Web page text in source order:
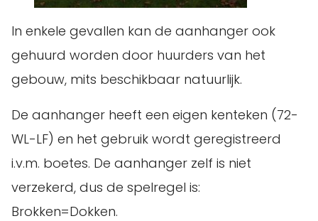
In enkele gevallen kan de aanhanger ook
gehuurd worden door huurders van het
gebouw, mits beschikbaar natuurlijk.
De aanhanger heeft een eigen kenteken (72-
WL-LF) en het gebruik wordt geregistreerd
i.v.m. boetes. De aanhanger zelf is niet
verzekerd, dus de spelregel is:
Brokken=Dokken.